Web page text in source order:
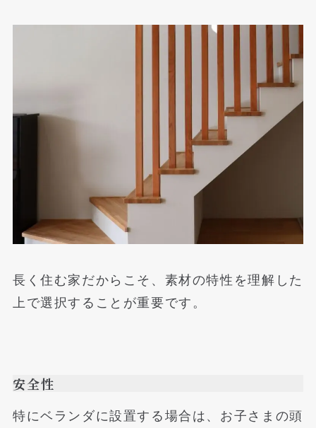
長く住む家だからこそ、素材の特性を理解した
上で選択することが重要です。
安全性
特にベランダに設置する場合は、お子さまの頭